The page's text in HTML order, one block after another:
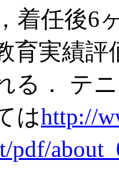
着任後6
育実績
る． テ
はhttp://
pdf/